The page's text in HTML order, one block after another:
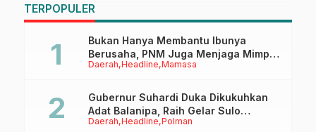
TERPOPULER
Daerah Headline Mamasa
Bukan Hanya Membantu Ibunya
Berusaha, PNM Juga Menjaga Mimpi
Anaknya Untuk Menggapai Cita-Cita
Daerah Headline Polman
Gubernur Suhardi Duka Dikukuhkan
Adat Balanipa, Raih Gelar Sulo
Tappidena